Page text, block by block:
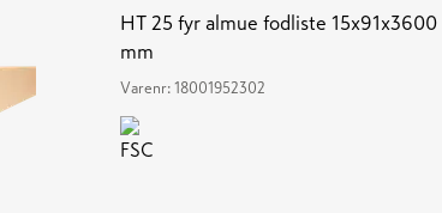
HT 25 fyr almue fodliste 15x91x3600
mm
Varenr: 18001952302